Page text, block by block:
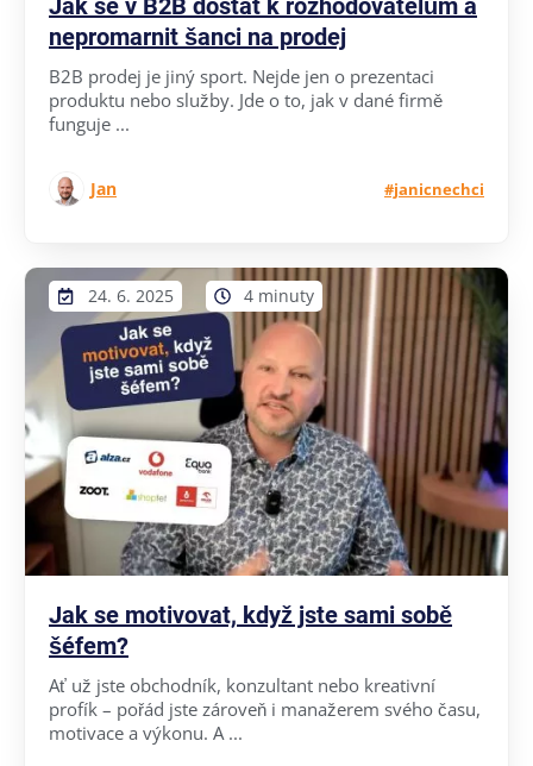
Jak se v B2B dostat k rozhodovatelům a
nepromarnit šanci na prodej
B2B prodej je jiný sport. Nejde jen o prezentaci
produktu nebo služby. Jde o to, jak v dané firmě
funguje ...
Jan #janicnechci
24. 6. 2025 4 minuty
Jak se motivovat, když jste sami sobě
šéfem?
Ať už jste obchodník, konzultant nebo kreativní
profík – pořád jste zároveň i manažerem svého času,
motivace a výkonu. A ...